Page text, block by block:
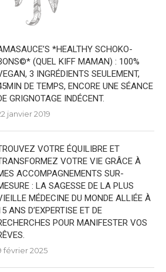
*HEALTHY SCHOKO-
(QUEL KIFF MAMAN) : 100%
3 INGRÉDIENTS SEULEMENT,
DE TEMPS, ENCORE UNE SÉANCE
GRIGNOTAGE INDÉCENT.
janvier 2019
VOTRE ÉQUILIBRE ET
VOTRE VIE GRÂCE À
ACCOMPAGNEMENTS SUR-
: LA SAGESSE DE LA PLUS
MÉDECINE DU MONDE ALLIÉE À
ANS D’EXPERTISE ET DE
POUR MANIFESTER VOS
février 2025